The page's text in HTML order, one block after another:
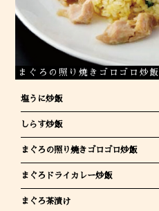
まぐろの照り焼きゴロゴロ炒飯
塩うに炒飯
しらす炒飯
まぐろの照り焼きゴロゴロ炒飯
まぐろドライカレー炒飯
まぐろ茶漬け